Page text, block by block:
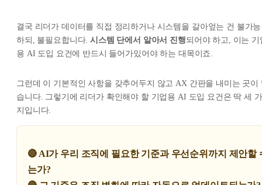
결국 리더가 데이터를 직접 정리하거나 시스템을 갈아엎는 건 불가능
하되, 불필요합니다.시스템 단에서 알아서 진행되어야 하고, 이는 기
용 AI 도입 요건에 반드시 들어가있어야 하는 대목이죠.
그런데 이 기본적인 사항을 갖추어두지 않고 AX 간판을 내미는 곳이
습니다. 그렇기에 리더가 확인해야 할 기업용 AI 도입 요건은 딱 세 가
지입니다.
🔴 AI가 우리 조직에 필요한 기준과 우선순위까지 제안할
는가?